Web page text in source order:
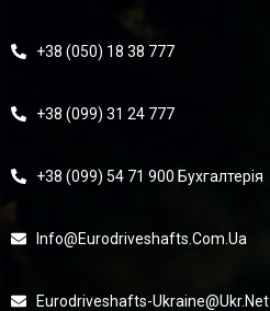
+38 (050) 18 38 777
+38 (099) 31 24 777
+38 (099) 54 71 900 Бухгалтерія
Info@eurodriveshafts.com.ua
Eurodriveshafts-Ukraine@ukr.net